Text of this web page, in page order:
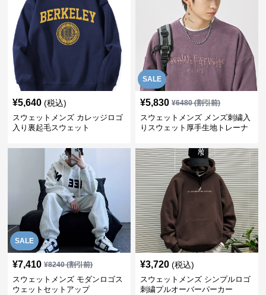
¥5,640 (税込)
スウェットメンズ カレッジロゴ
入り裏起毛スウェット
SALE
¥5,830 ¥6480(割引前)
スウェットメンズ メンズ刺繍入
りスウェット厚手生地トレーナ
SALE
¥7,410 ¥8240(割引前)
スウェットメンズ モダンロゴス
ウェットセットアップ
¥3,720 (税込)
スウェットメンズ シンプルロゴ
刺繍プルオーバーパーカー